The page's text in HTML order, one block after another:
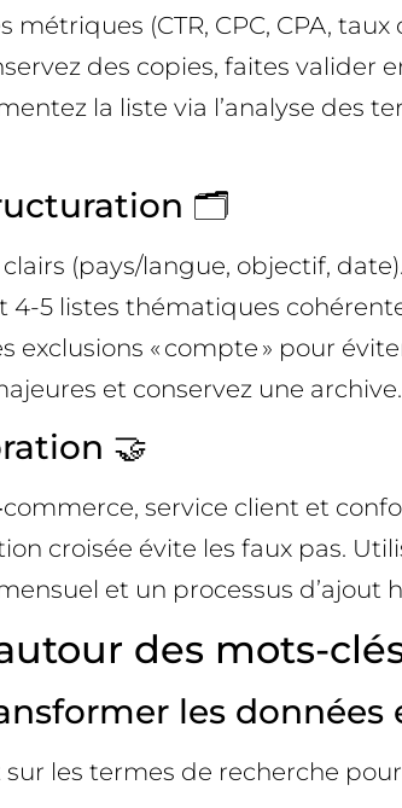
métriques (CTR, CPC, CPA,
des copies, faites valider
la liste via l’analyse des
🗂️
(pays/langue, objectif, date).
4-5 listes thématiques
exclusions « compte » pour
et conservez une archive.
🤝
service client et
croisée évite les faux pas.
et un processus
des mots-
les données
les termes de recherche